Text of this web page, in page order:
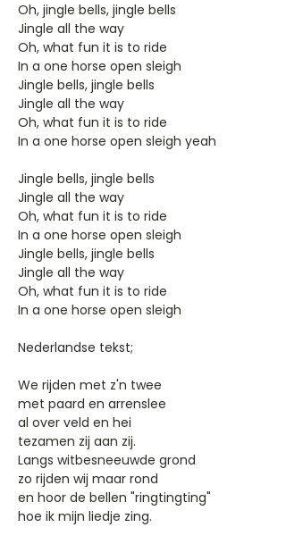
Oh, jingle bells, jingle bells
Jingle all the way
Oh, what fun it is to ride
In a one horse open sleigh
Jingle bells, jingle bells
Jingle all the way
Oh, what fun it is to ride
In a one horse open sleigh yeah
Jingle bells, jingle bells
Jingle all the way
Oh, what fun it is to ride
In a one horse open sleigh
Jingle bells, jingle bells
Jingle all the way
Oh, what fun it is to ride
In a one horse open sleigh
Nederlandse tekst;
We rijden met z'n twee
met paard en arrenslee
al over veld en hei
tezamen zij aan zij.
Langs witbesneeuwde grond
zo rijden wij maar rond
en hoor de bellen "ringtingting"
hoe ik mijn liedje zing.